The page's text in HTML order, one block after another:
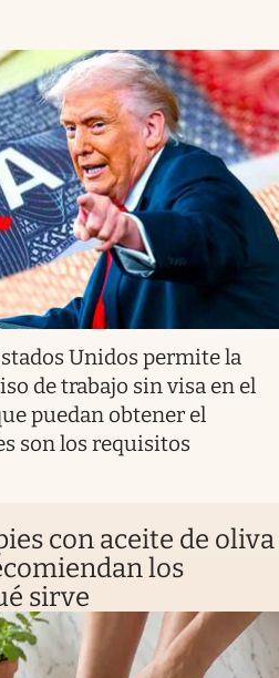
Unidos permite la
de trabajo sin visa en el
puedan obtener el
son los requisitos
con aceite de oliva
los
sirve